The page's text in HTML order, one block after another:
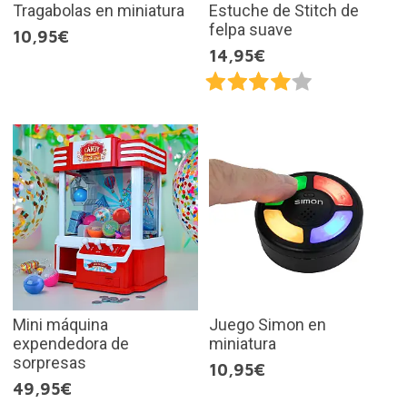
Tragabolas en miniatura
10,95€
Estuche de Stitch de
felpa suave
14,95€
Mini máquina
expendedora de
sorpresas
49,95€
Juego Simon en
miniatura
10,95€